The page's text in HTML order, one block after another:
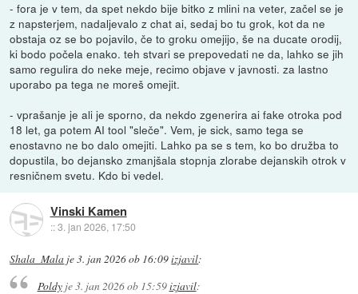
- fora je v tem, da spet nekdo bije bitko z mlini na veter, začel se je
z napsterjem, nadaljevalo z chat ai, sedaj bo tu grok, kot da ne
obstaja oz se bo pojavilo, če to groku omejijo, še na ducate orodij,
ki bodo počela enako. teh stvari se prepovedati ne da, lahko se jih
samo regulira do neke meje, recimo objave v javnosti. za lastno
uporabo pa tega ne moreš omejit.
- vprašanje je ali je sporno, da nekdo zgenerira ai fake otroka pod
18 let, ga potem AI tool "sleče". Vem, je sick, samo tega se
enostavno ne bo dalo omejiti. Lahko pa se s tem, ko bo družba to
dopustila, bo dejansko zmanjšala stopnja zlorabe dejanskih otrok v
resničnem svetu. Kdo bi vedel.
Vinski Kamen
::3. jan 2026, 17:50
Shala_Mala je3. jan 2026 ob 16:09izjavil:
Poldyje3. jan 2026 ob 15:59izjavil: